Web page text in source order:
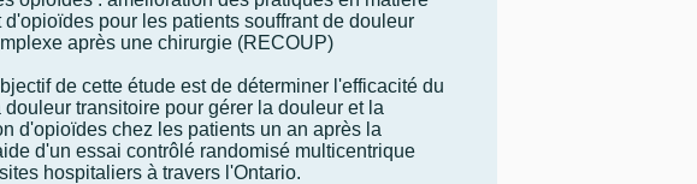
d'opioïdes pour les patients souffrant de douleur
après une chirurgie (RECOUP)
de cette étude est de déterminer l'efficacité du
douleur transitoire pour gérer la douleur et la
d'opioïdes chez les patients un an après la
d'un essai contrôlé randomisé multicentrique
hospitaliers à travers l'Ontario.